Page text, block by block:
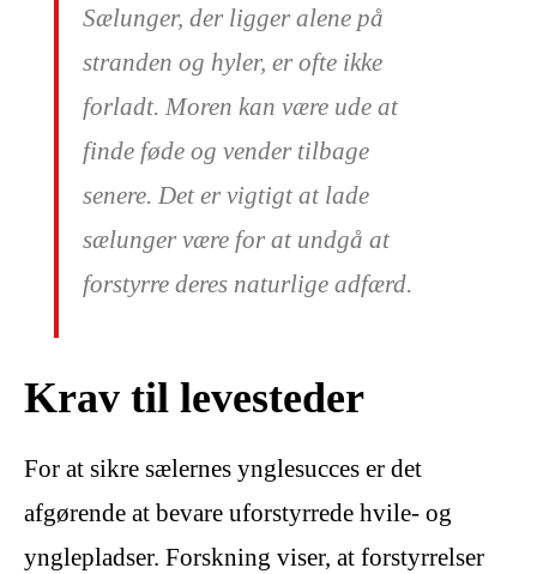
Sælunger, der ligger alene på
stranden og hyler, er ofte ikke
forladt. Moren kan være ude at
finde føde og vender tilbage
senere. Det er vigtigt at lade
sælunger være for at undgå at
forstyrre deres naturlige adfærd.
Krav til levesteder
For at sikre sælernes ynglesucces er det
afgørende at bevare uforstyrrede hvile- og
ynglepladser. Forskning viser, at forstyrrelser